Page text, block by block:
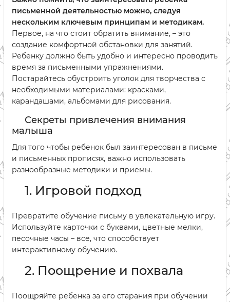
письменной деятельностью можно, следуя
нескольким ключевым принципам и методикам.
Первое, на что стоит обратить внимание, – это
создание комфортной обстановки для занятий.
Ребенку должно быть удобно и интересно проводить
время за письменными упражнениями.
Постарайтесь обустроить уголок для творчества с
необходимыми материалами: красками,
карандашами, альбомами для рисования.
Секреты привлечения внимания
малыша
Для того чтобы ребенок был заинтересован в письме
и письменных прописях, важно использовать
разнообразные методики и приемы.
1. Игровой подход
Превратите обучение письму в увлекательную игру.
Используйте карточки с буквами, цветные мелки,
песочные часы – все, что способствует
интерактивному обучению.
2. Поощрение и похвала
Поощряйте ребенка за его старания при обучении